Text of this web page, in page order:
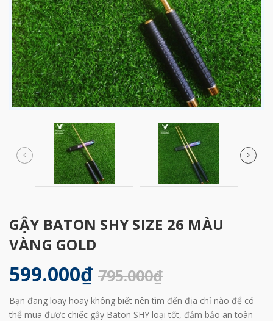
GẬY BATON SHY SIZE 26 MÀU
VÀNG GOLD
599.000₫ 795.000₫
Bạn đang loay hoay không biết nên tìm đến địa chỉ nào để có
thể mua được chiếc gậy Baton SHY loại tốt, đảm bảo an toàn